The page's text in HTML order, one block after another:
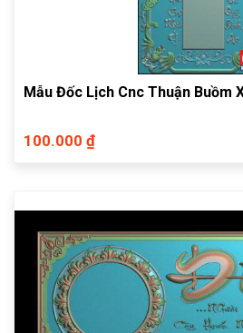
Mẫu Đốc Lịch Cnc Thuận Buồm
100.000 ₫